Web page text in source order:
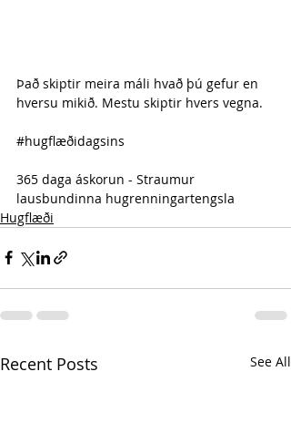
Það skiptir meira máli hvað þú gefur en
hversu mikið. Mestu skiptir hvers vegna.
#hugflæðidagsins
365 daga áskorun - Straumur
lausbundinna hugrenningartengsla
Hugflæði
Recent Posts See All